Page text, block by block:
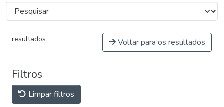
resultados Voltar para os resultados
Filtros
Limpar filtros